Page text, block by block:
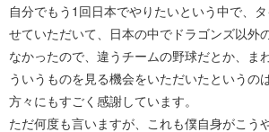
自分でもう1回日本でやりたいという中で、
せていただいて、日本の中でドラゴンズ以外
なかったので、違うチームの野球だとか、ま
ういうものを見る機会をいただいたというの
方々にもすごく感謝しています。
ただ何度も言いますが、これも僕自身がこう